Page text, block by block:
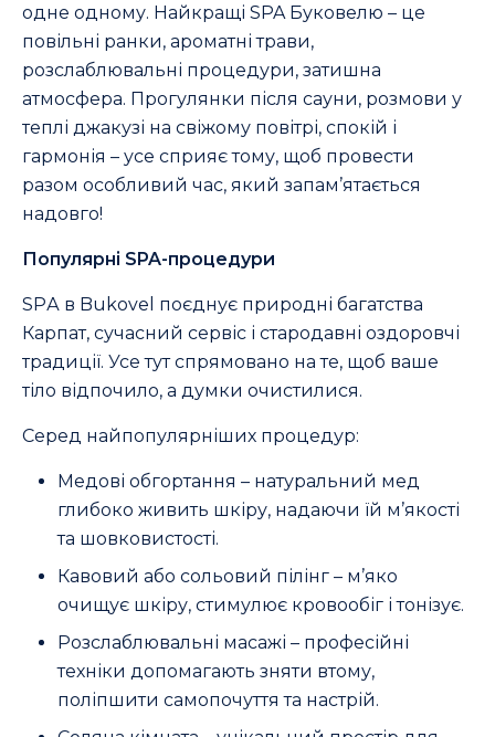
одне одному. Найкращі SPA Буковелю – це
повільні ранки, ароматні трави,
розслаблювальні процедури, затишна
атмосфера. Прогулянки після сауни, розмови у
теплі джакузі на свіжому повітрі, спокій і
гармонія – усе сприяє тому, щоб провести
разом особливий час, який запам’ятається
надовго!
Популярні SPA-процедури
SPА в Bukovel поєднує природні багатства
Карпат, сучасний сервіс і стародавні оздоровчі
традиції. Усе тут спрямовано на те, щоб ваше
тіло відпочило, а думки очистилися.
Серед найпопулярніших процедур:
Медові обгортання – натуральний мед
глибоко живить шкіру, надаючи їй м’якості
та шовковистості.
Кавовий або сольовий пілінг – м’яко
очищує шкіру, стимулює кровообіг і тонізує.
Розслаблювальні масажі – професійні
техніки допомагають зняти втому,
поліпшити самопочуття та настрій.